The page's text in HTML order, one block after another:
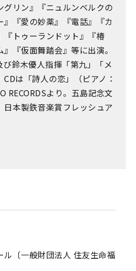
グリン』『ニュルンベルクの
』『愛の妙薬』『電話』『カ
『トゥーランドット』『椿
『仮面舞踏会』等に出演。
鈴木優人指揮「第九」「メ
は「詩人の恋」（ピアノ：
RECORDSより。五島記念文
日本製鉄音楽賞フレッシュア
ル〔一般財団法人 住友生命福